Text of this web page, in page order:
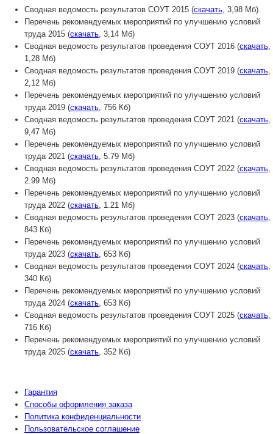
Сводная ведомость результатов СОУТ 2015 (скачать, 3,98 Мб)
Перечень рекомендуемых мероприятий по улучшению условий
труда 2015 (скачать, 3,14 Мб)
Сводная ведомость результатов проведения СОУТ 2016 (скачать,
1,28 Мб)
Сводная ведомость результатов проведения СОУТ 2019 (скачать,
2,12 Мб)
Перечень рекомендуемых мероприятий по улучшению условий
труда 2019 (скачать, 756 Кб)
Сводная ведомость результатов проведения СОУТ 2021 (скачать,
9,47 Мб)
Перечень рекомендуемых мероприятий по улучшению условий
труда 2021 (скачать, 5.79 Мб)
Сводная ведомость результатов проведения СОУТ 2022 (скачать,
2.99 Мб)
Перечень рекомендуемых мероприятий по улучшению условий
труда 2022 (скачать, 1.21 Мб)
Сводная ведомость результатов проведения СОУТ 2023 (скачать,
843 Кб)
Перечень рекомендуемых мероприятий по улучшению условий
труда 2023 (скачать, 653 Кб)
Сводная ведомость результатов проведения СОУТ 2024 (скачать,
340 Кб)
Перечень рекомендуемых мероприятий по улучшению условий
труда 2024 (скачать, 653 Кб)
Сводная ведомость результатов проведения СОУТ 2025 (скачать,
716 Кб)
Перечень рекомендуемых мероприятий по улучшению условий
труда 2025 (скачать, 352 Кб)
Гарантия
Способы оформления заказа
Политика конфиденциальности
Пользовательское соглашение